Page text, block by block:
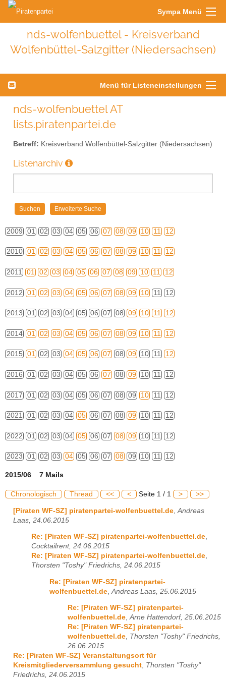
Sympa Menü
nds-wolfenbuettel - Kreisverband
Wolfenbüttel-Salzgitter (Niedersachsen)
Menü für Listeneinstellungen
nds-wolfenbuettel AT
lists.piratenpartei.de
Betreff: Kreisverband Wolfenbüttel-Salzgitter (Niedersachsen)
Listenarchiv
2009 01 02 03 04 05 06 07 08 09 10 11 12
2010 01 02 03 04 05 06 07 08 09 10 11 12
2011 01 02 03 04 05 06 07 08 09 10 11 12
2012 01 02 03 04 05 06 07 08 09 10 11 12
2013 01 02 03 04 05 06 07 08 09 10 11 12
2014 01 02 03 04 05 06 07 08 09 10 11 12
2015 01 02 03 04 05 06 07 08 09 10 11 12
2016 01 02 03 04 05 06 07 08 09 10 11 12
2017 01 02 03 04 05 06 07 08 09 10 11 12
2021 01 02 03 04 05 06 07 08 09 10 11 12
2022 01 02 03 04 05 06 07 08 09 10 11 12
2023 01 02 03 04 05 06 07 08 09 10 11 12
2015/06 7 Mails
Chronologisch Thread << < Seite 1 / 1 > >>
[Piraten WF-SZ] piratenpartei-wolfenbuettel.de Andreas
Laas, 24.06.2015
Re: [Piraten WF-SZ] piratenpartei-wolfenbuettel.de,
Cocktailrent, 24.06.2015
Re: [Piraten WF-SZ] piratenpartei-wolfenbuettel.de,
Thorsten "Toshy" Friedrichs, 24.06.2015
Re: [Piraten WF-SZ] piratenpartei-
wolfenbuettel.de Andreas Laas, 25.06.2015
Re: [Piraten WF-SZ] piratenpartei-
wolfenbuettel.de,Arne Hattendorf, 25.06.2015
Re: [Piraten WF-SZ] piratenpartei-
wolfenbuettel.de, Thorsten "Toshy" Friedrichs,
26.06.2015
Re: [Piraten WF-SZ] Veranstaltungsort für
Kreismitgliederversammlung gesucht, Thorsten "Toshy"
Friedrichs, 24.06.2015